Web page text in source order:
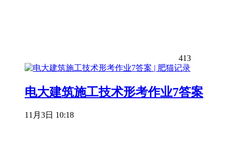
413
电大建筑施工技术形考作业7答案
11月3日 10:18